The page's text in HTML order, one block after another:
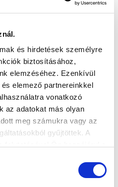
és hirdetések személyre
biztosításához,
elemzéséhez. Ezenkívül
elemező partnereinkkel
vonatkozó
az adatokat más olyan
meg számukra vagy az
gyűjtöttek. A